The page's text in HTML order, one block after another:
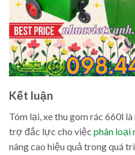
Kết luận
Tóm lại, xe thu gom rác 660l
trợ đắc lực cho việc phân loại
nâng cao hiệu quả trong quá